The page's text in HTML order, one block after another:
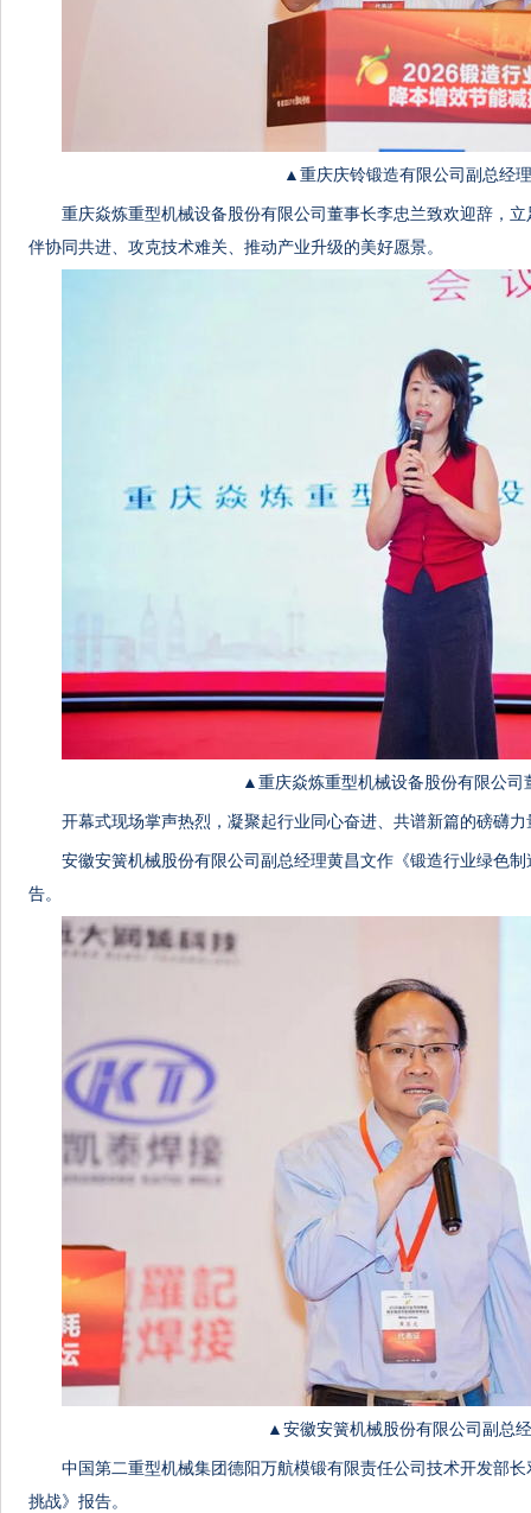
▲重庆庆铃锻造有限公司副总经
重庆焱炼重型机械设备股份有限公司董事长李忠兰致欢迎辞，
伴协同共进、攻克技术难关、推动产业升级的美好愿景。
▲重庆焱炼重型机械设备股份有限公司
开幕式现场掌声热烈，凝聚起行业同心奋进、共谱新篇的磅礴力
安徽安簧机械股份有限公司副总经理黄昌文作《锻造行业绿色
告。
▲安徽安簧机械股份有限公司副总
中国第二重型机械集团德阳万航模锻有限责任公司技术开发部
挑战》报告。